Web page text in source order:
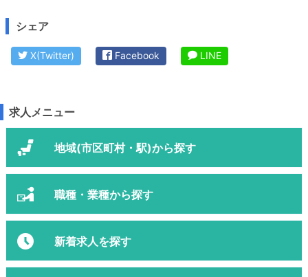
シェア
X(Twitter) Facebook LINE
求人メニュー
地域(市区町村・駅)から探す
職種・業種から探す
新着求人を探す